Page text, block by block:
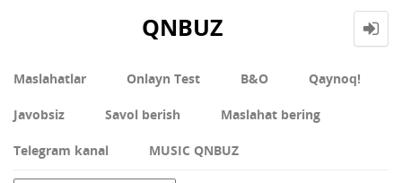
QNBUZ
Maslahatlar Onlayn Test В&О Qaynoq!
Javobsiz Savol berish Maslahat bering
Telegram kanal MUSIC QNBUZ